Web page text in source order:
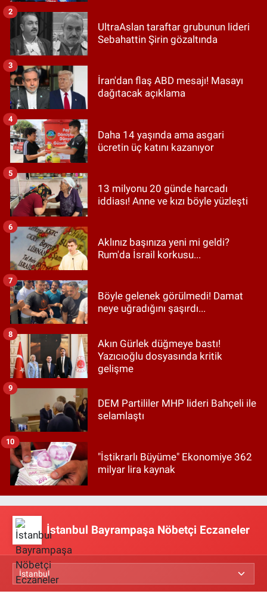
UltraAslan taraftar grubunun lideri
Sebahattin Şirin gözaltında
2
İran'dan flaş ABD mesajı! Masayı
dağıtacak açıklama
3
Daha 14 yaşında ama asgari
ücretin üç katını kazanıyor
4
13 milyonu 20 günde harcadı
iddiası! Anne ve kızı böyle yüzleşti
5
Aklınız başınıza yeni mi geldi?
Rum'da İsrail korkusu...
6
Böyle gelenek görülmedi! Damat
neye uğradığını şaşırdı...
7
Akın Gürlek düğmeye bastı!
Yazıcıoğlu dosyasında kritik
gelişme
8
DEM Partililer MHP lideri Bahçeli ile
selamlaştı
9
"İstikrarlı Büyüme" Ekonomiye 362
milyar lira kaynak
10
İstanbul Bayrampaşa Nöbetçi Eczaneler